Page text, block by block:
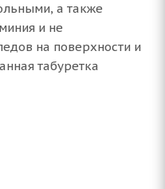
а также
и не
на поверхности и
табуретка